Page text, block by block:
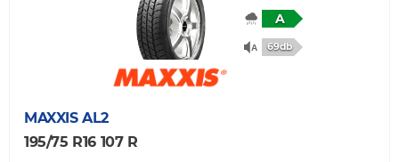
A
69db
MAXXIS AL2
195/75 R16 107 R